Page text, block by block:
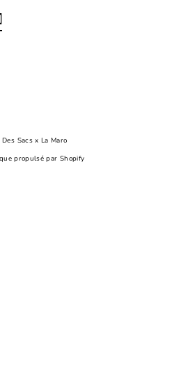
Sacs x La Maro
propulsé par Shopify